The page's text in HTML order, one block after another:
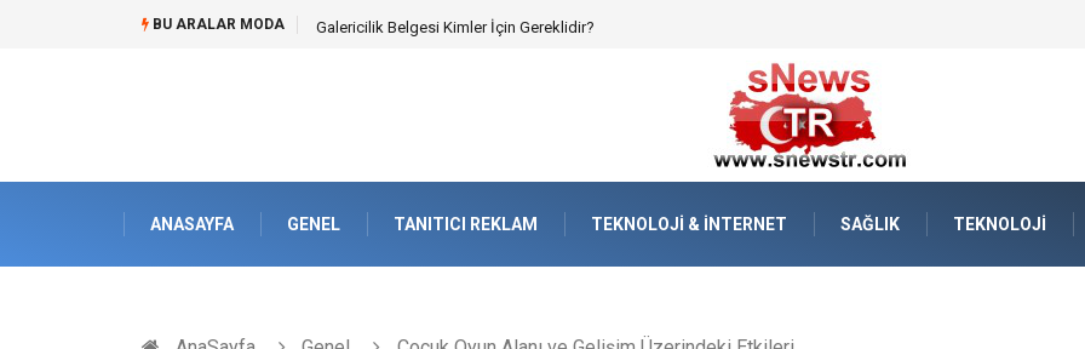
BU ARALAR MODA Doküman Yönetimi ile Kurumsal Hafızanın Dijitalleşmesi
ANASAYFA GENEL TANITICI REKLAM TEKNOLOJI & İNTERNET SAĞLIK TEKNOLOJI